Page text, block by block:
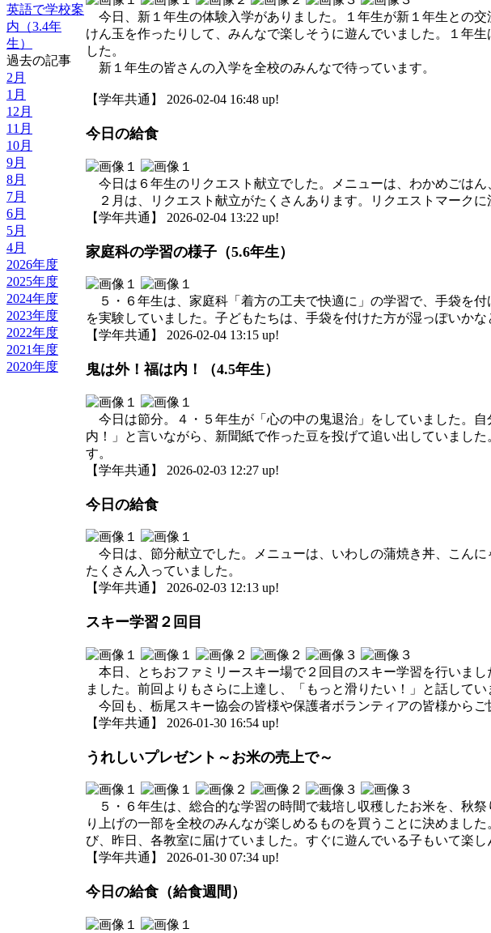
英語で学校案
内（3.4年
生）
過去の記事
2月
1月
12月
11月
10月
9月
8月
7月
6月
5月
4月
2026年度
2025年度
2024年度
2023年度
2022年度
2021年度
2020年度
今日、新１年生の体験入学がありました。１年生が新１年生との
けん玉を作ったりして、みんなで楽しそうに遊んでいました。１年
した。
新１年生の皆さんの入学を全校のみんなで待っています。
【学年共通】 2026-02-04 16:48 up!
今日の給食
今日は６年生のリクエスト献立でした。メニューは、わかめごは
２月は、リクエスト献立がたくさんあります。リクエストマークに
【学年共通】 2026-02-04 13:22 up!
家庭科の学習の様子（5.6年生）
５・６年生は、家庭科「着方の工夫で快適に」の学習で、手袋を
を実験していました。子どもたちは、手袋を付けた方が湿っぽいかな
【学年共通】 2026-02-04 13:15 up!
鬼は外！福は内！（4.5年生）
今日は節分。４・５年生が「心の中の鬼退治」をしていました。
内！」と言いながら、新聞紙で作った豆を投げて追い出していまし
す。
【学年共通】 2026-02-03 12:27 up!
今日の給食
今日は、節分献立でした。メニューは、いわしの蒲焼き丼、こん
たくさん入っていました。
【学年共通】 2026-02-03 12:13 up!
スキー学習２回目
本日、とちおファミリースキー場で２回目のスキー学習を行いま
ました。前回よりもさらに上達し、「もっと滑りたい！」と話してい
今回も、栃尾スキー協会の皆様や保護者ボランティアの皆様から
【学年共通】 2026-01-30 16:54 up!
うれしいプレゼント～お米の売上で～
５・６年生は、総合的な学習の時間で栽培し収穫したお米を、秋
り上げの一部を全校のみんなが楽しめるものを買うことに決めまし
び、昨日、各教室に届けていました。すぐに遊んでいる子もいて楽
【学年共通】 2026-01-30 07:34 up!
今日の給食（給食週間）